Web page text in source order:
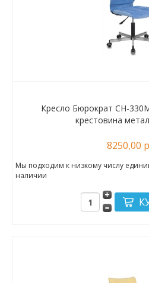
Кресло Бюрократ CH-
крестовина
8250,00
Мы подходим к низкому числу
наличии